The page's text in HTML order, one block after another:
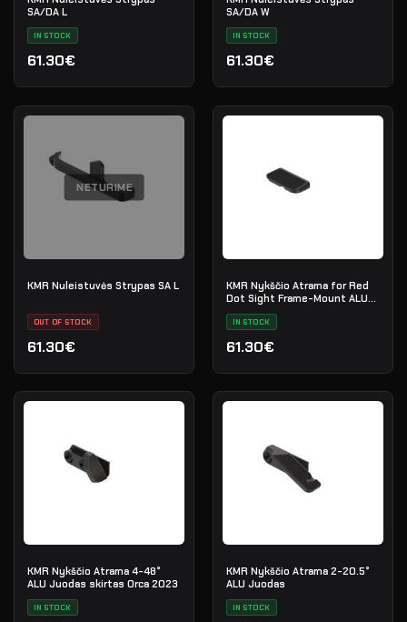
SA/DA L
IN STOCK
61.30€
SA/DA W
IN STOCK
61.30€
NETURIME
KMR Nuleistuvės Strypas SA L
OUT OF STOCK
61.30€
KMR Nykščio Atrama for Red
Dot Sight Frame-Mount ALU
IN STOCK
61.30€
KMR Nykščio Atrama 4-48°
ALU Juodas skirtas Orca 2023
IN STOCK
KMR Nykščio Atrama 2-20.5°
ALU Juodas
IN STOCK